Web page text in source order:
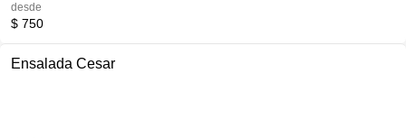
desde
$ 750
Ensalada Cesar